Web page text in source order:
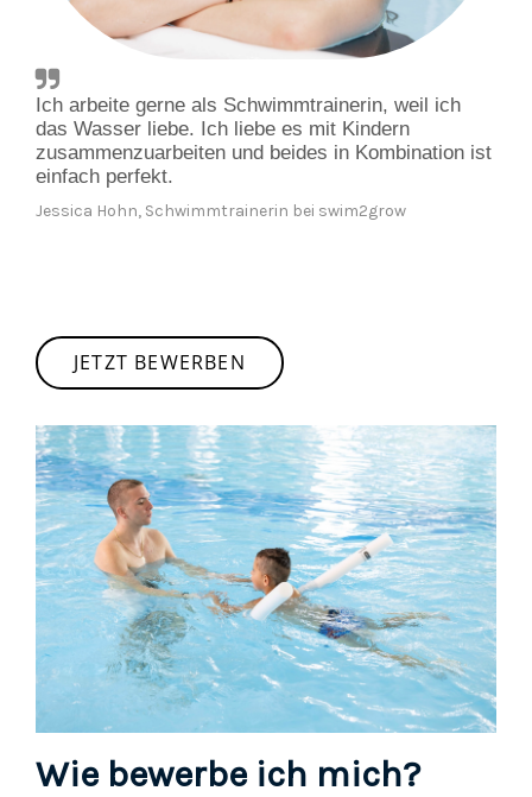
Ich arbeite gerne als Schwimmtrainerin, weil ich
das Wasser liebe. Ich liebe es mit Kindern
zusammenzuarbeiten und beides in Kombination ist
einfach perfekt.
Jessica Hohn, Schwimmtrainerin bei swim2grow
JETZT BEWERBEN
Wie bewerbe ich mich?